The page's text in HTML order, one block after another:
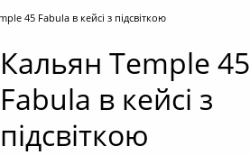
45 Fabula в кейсі з підсвіткою
Кальян Temple 45
Fabula в кейсі з
підсвіткою